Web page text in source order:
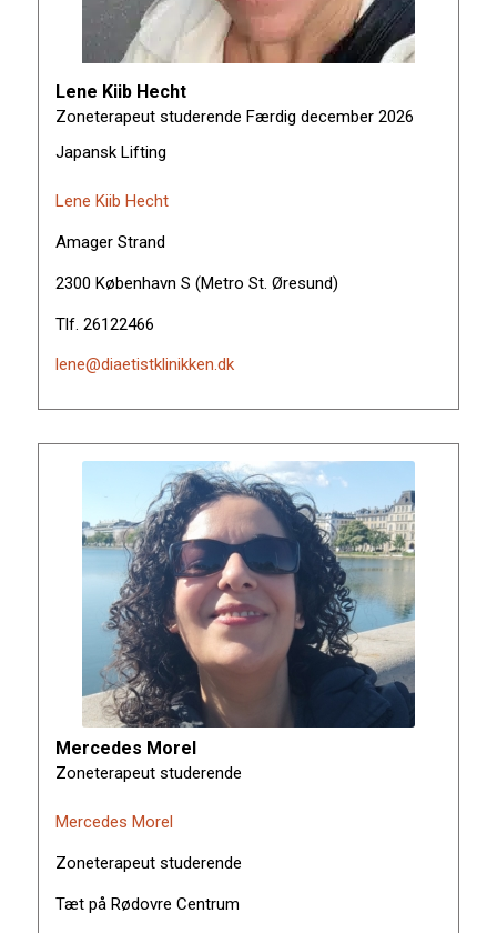
Lene Kiib Hecht
Zoneterapeut studerende Færdig december 2026
Japansk Lifting
Lene Kiib Hecht
Amager Strand
2300 København S (Metro St. Øresund)
Tlf. 26122466
lene@diaetistklinikken.dk
Mercedes Morel
Zoneterapeut studerende
Mercedes Morel
Zoneterapeut studerende
Tæt på Rødovre Centrum